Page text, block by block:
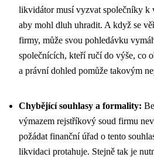
likvidátor musí vyzvat společníky k
aby mohl dluh uhradit. A když se
firmy, může svou pohledávku
společnících, kteří ručí do výše, co
a právní dohled pomůže takovým
Chybějící souhlasy a formality:
výmazem rejstříkový soud firmu
požádat finanční úřad o tento
likvidaci protahuje. Stejně tak je